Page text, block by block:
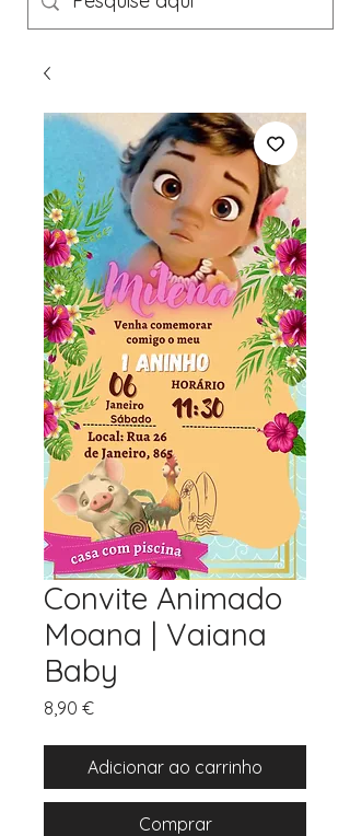
Convite Animado
Moana | Vaiana
Baby
8,90 €Preço
Adicionar ao carrinho
Comprar